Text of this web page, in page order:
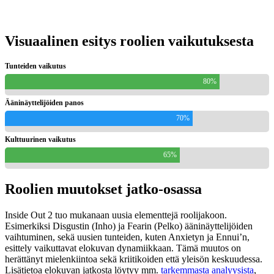
Visuaalinen esitys roolien vaikutuksesta
Tunteiden vaikutus
80%
Ääninäyttelijöiden panos
70%
Kulttuurinen vaikutus
65%
Roolien muutokset jatko-osassa
Inside Out 2 tuo mukanaan uusia elementtejä roolijakoon.
Esimerkiksi Disgustin (Inho) ja Fearin (Pelko) ääninäyttelijöiden
vaihtuminen, sekä uusien tunteiden, kuten Anxietyn ja Ennui’n,
esittely vaikuttavat elokuvan dynamiikkaan. Tämä muutos on
herättänyt mielenkiintoa sekä kriitikoiden että yleisön keskuudessa.
Lisätietoa elokuvan jatkosta löytyy mm. tarkemmasta analyysista,